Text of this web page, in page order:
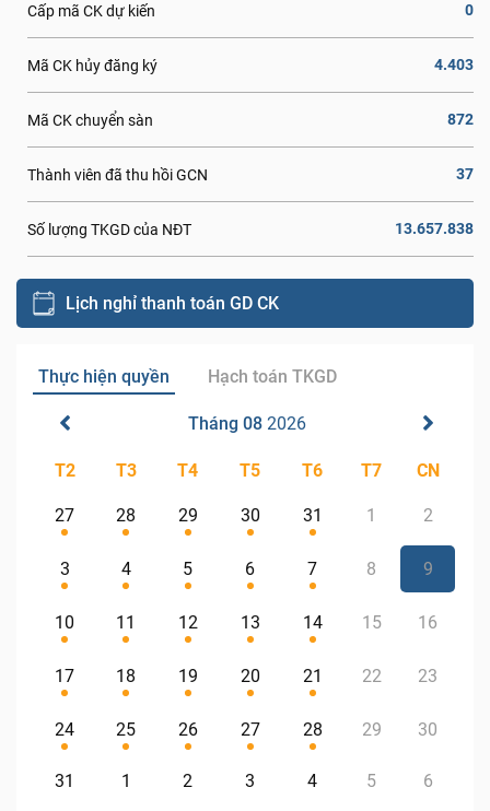
Cấp mã CK dự kiến 0
Mã CK hủy đăng ký 4.403
Mã CK chuyển sàn 872
Thành viên đã thu hồi GCN 37
Số lượng TKGD của NĐT 13.657.838
Lịch nghỉ thanh toán GD CK
Thực hiện quyền Hạch toán TKGD
Tháng 08 2026
T2 T3 T4 T5 T6 T7 CN
27 28 29 30 31 1 2
3 4 5 6 7 8 9
10 11 12 13 14 15 16
17 18 19 20 21 22 23
24 25 26 27 28 29 30
31 1 2 3 4 5 6